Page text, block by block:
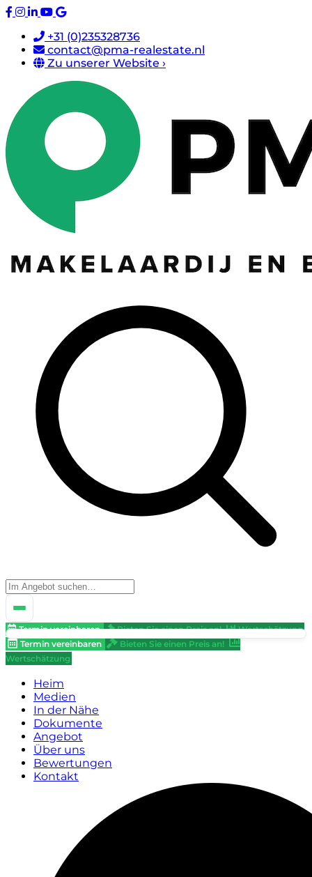
+31 (0)235328736
contact@pma-realestate.nl
Zu unserer Website ›
Termin vereinbaren Bieten Sie einen Preis an!
Wertschätzung
Termin vereinbaren
Bieten Sie einen Preis an!
Wertschätzung
Heim
Medien
In der Nähe
Dokumente
Angebot
Über uns
Bewertungen
Kontakt